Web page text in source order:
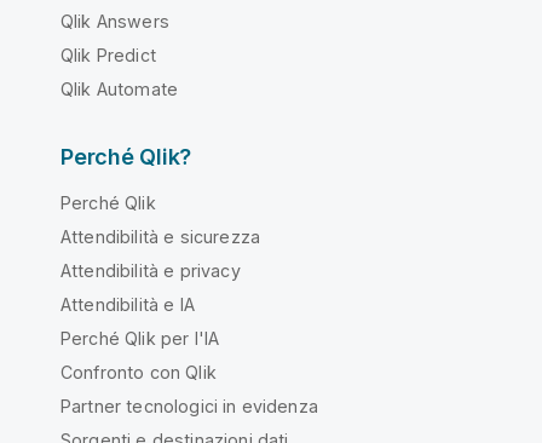
Qlik Answers
Qlik Predict
Qlik Automate
Perché Qlik?
Perché Qlik
Attendibilità e sicurezza
Attendibilità e privacy
Attendibilità e IA
Perché Qlik per l'IA
Confronto con Qlik
Partner tecnologici in evidenza